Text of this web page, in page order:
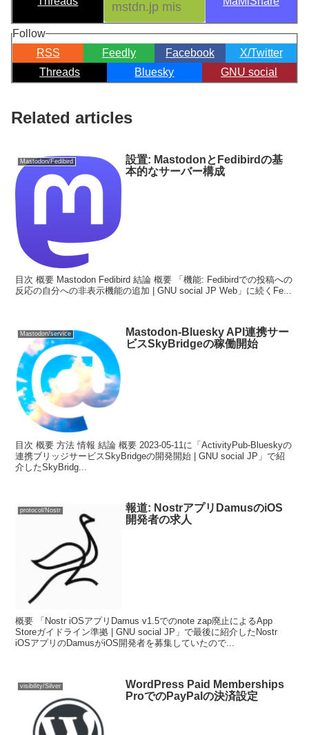
Follow
RSS
Feedly Facebook
X/Twitter
Threads
Bluesky GNU social
Related articles
Mastodon/Fedibird
設置: MastodonとFedibirdの基
本的なサーバー構成
目次 概要 Mastodon Fedibird 結論 概要 「機能: Fedibirdでの投稿への
反応の自分への非表示機能の追加 | GNU social JP Web」に続くFe...
Mastodon/service
Mastodon-Bluesky API連携サー
ビスSkyBridgeの稼働開始
目次 概要 方法 情報 結論 概要 2023-05-11に「ActivityPub-Blueskyの
連携ブリッジサービスSkyBridgeの開発開始 | GNU social JP」で紹
介したSkyBridg...
protocol/Nostr
報道: NostrアプリDamusのiOS
開発者の求人
概要 「Nostr iOSアプリDamus v1.5でのnote zap廃止によるApp
Storeガイドライン準拠 | GNU social JP」で最後に紹介したNostr
iOSアプリのDamusがiOS開発者を募集していたので...
visibility/Silver
WordPress Paid Memberships
ProでのPayPalの決済設定